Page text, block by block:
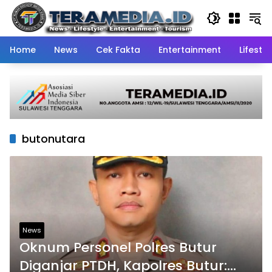
Skip
content
Home
News Cek Fakta Entertainment
butonutara
News
Oknum Personel Polres Butur
Diganjar PTDH, Kapolres Butur: